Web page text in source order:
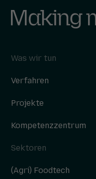
Was wir tun
Verfahren
Projekte
Kompetenzzentrum
Sektoren
(Agri) Foodtech